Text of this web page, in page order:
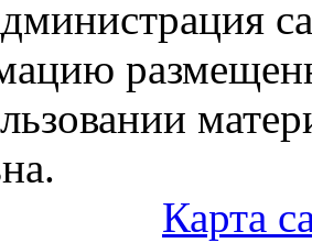
Карта